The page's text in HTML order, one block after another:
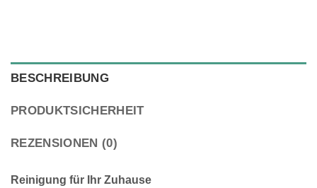
BESCHREIBUNG
PRODUKTSICHERHEIT
REZENSIONEN (0)
Reinigung für Ihr Zuhause